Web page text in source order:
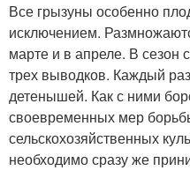
Все грызуны особенно
исключением.
марте и в апреле. В сезон
трех выводков. Каждый
детенышей. Как с ними
своевременных мер
сельскохозяйственных
необходимо сразу же